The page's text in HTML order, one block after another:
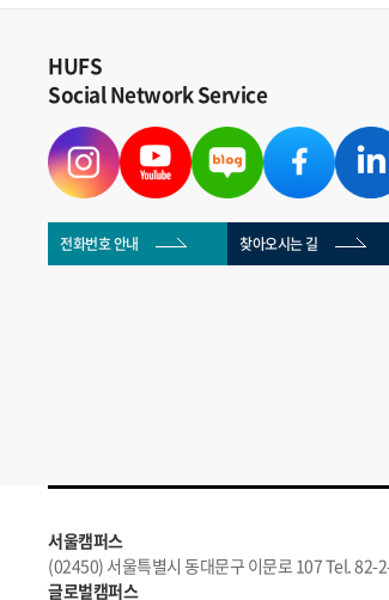
HUFS
Social Network Service
전화번호 안내 찾아오시는 길
서울캠퍼스
(02450) 서울특별시 동대문구 이문로 107 Tel. 82-
글로벌캠퍼스